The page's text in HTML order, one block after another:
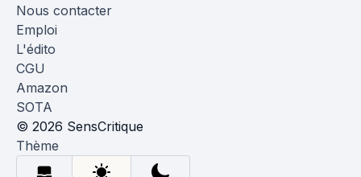
Nous contacter
Emploi
L'édito
CGU
Amazon
SOTA
© 2026 SensCritique
Thème